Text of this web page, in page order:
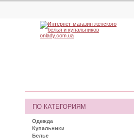
ПО КАТЕГОРИЯМ
Одежда
Купальники
Белье